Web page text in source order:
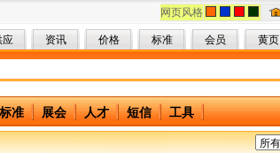
网页风格
应 资讯 价格 标准 会员 黄页
标准 展会 人才 短信 工具